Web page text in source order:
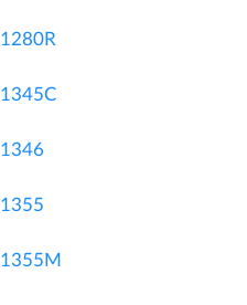
1280R
1345C
1346
1355
1355M